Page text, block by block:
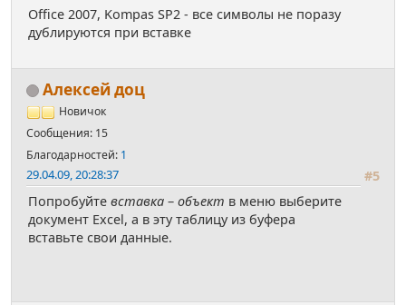
Office 2007, Kompas SP2 - все символы не поразу
дублируются при вставке
Алексей доц
Новичок
Сообщения: 15
Благодарностей: 1
#5
29.04.09, 20:28:37
Попробуйте вставка – объект в меню выберите
документ Excel, а в эту таблицу из буфера
вставьте свои данные.